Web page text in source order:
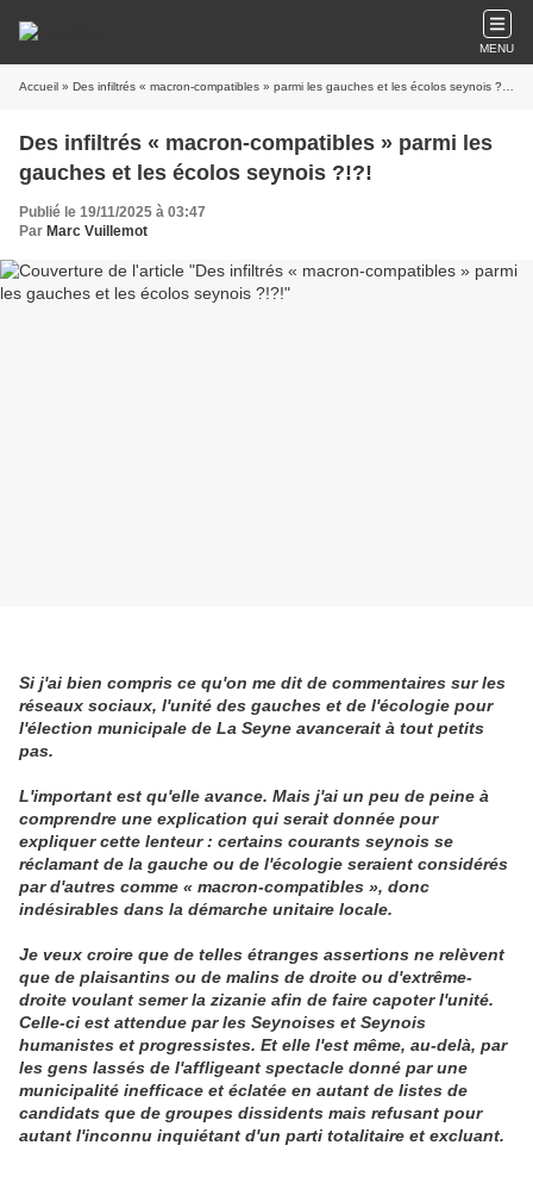
MENU
Accueil » Des infiltrés « macron-compatibles » parmi les gauches et les écolos seynois ?!?!
Des infiltrés « macron-compatibles » parmi les
gauches et les écolos seynois ?!?!
Publié le 19/11/2025 à 03:47
Par Marc Vuillemot
Si j'ai bien compris ce qu'on me dit de commentaires sur les
réseaux sociaux, l'unité des gauches et de l'écologie pour
l'élection municipale de La Seyne avancerait à tout petits
pas.
L'important est qu'elle avance. Mais j'ai un peu de peine à
comprendre une explication qui serait donnée pour
expliquer cette lenteur : certains courants seynois se
réclamant de la gauche ou de l'écologie seraient considérés
par d'autres comme « macron-compatibles », donc
indésirables dans la démarche unitaire locale.
Je veux croire que de telles étranges assertions ne relèvent
que de plaisantins ou de malins de droite ou d'extrême-
droite voulant semer la zizanie afin de faire capoter l'unité.
Celle-ci est attendue par les Seynoises et Seynois
humanistes et progressistes. Et elle l'est même, au-delà, par
les gens lassés de l'affligeant spectacle donné par une
municipalité inefficace et éclatée en autant de listes de
candidats que de groupes dissidents mais refusant pour
autant l'inconnu inquiétant d'un parti totalitaire et excluant.